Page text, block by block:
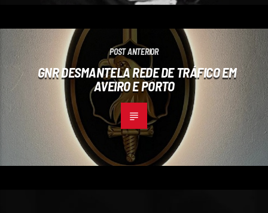
POST ANTERIOR
GNR DESMANTELA REDE DE TRÁFICO EM
AVEIRO E PORTO